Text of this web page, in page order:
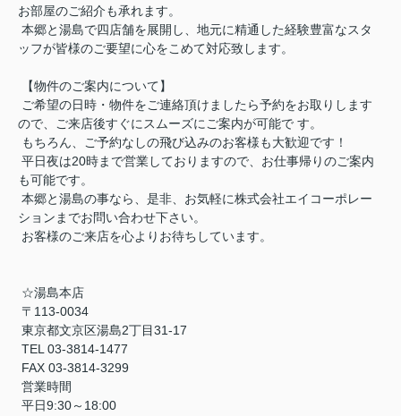
お部屋のご紹介も承れます。
本郷と湯島で四店舗を展開し、地元に精通した経験豊富なスタ
ッフが皆様のご要望に心をこめて対応致します。
【物件のご案内について】
ご希望の日時・物件をご連絡頂けましたら予約をお取りします
ので、ご来店後すぐにスムーズにご案内が可能で す。
もちろん、ご予約なしの飛び込みのお客様も大歓迎です！
平日夜は20時まで営業しておりますので、お仕事帰りのご案内
も可能です。
本郷と湯島の事なら、是非、お気軽に株式会社エイコーポレー
ションまでお問い合わせ下さい。
お客様のご来店を心よりお待ちしています。
☆湯島本店
〒113-0034
東京都文京区湯島2丁目31-17
TEL 03-3814-1477
FAX 03-3814-3299
営業時間
平日9:30～18:00